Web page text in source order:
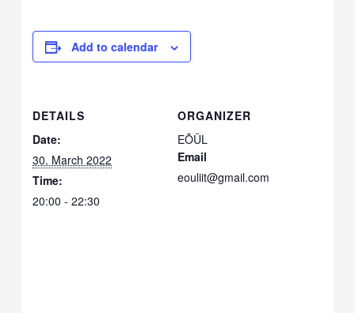
Add to calendar
DETAILS
Date:
30. March 2022
Time:
20:00 - 22:30
ORGANIZER
EÕÜL
Email
eouliit@gmail.com